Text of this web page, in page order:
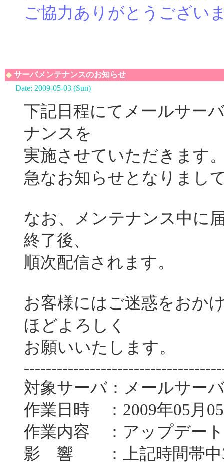
ご協力ありがとうござい
◆ サーバメンテナンスのお知らせ
Date: 2009-05-03 (Sun)
下記日程にてメールサー
ナンスを
実施させていただきます
急なお知らせとなりまし
なお、メンテナンス中に
終了後、
順次配信されます。
お客様にはご迷惑をおか
ほどよろしく
お願いいたします。
対象サーバ：メールサー
作業日時 ：2009年05月
作業内容 ：アップデー
影 響 ：上記時間帯中3